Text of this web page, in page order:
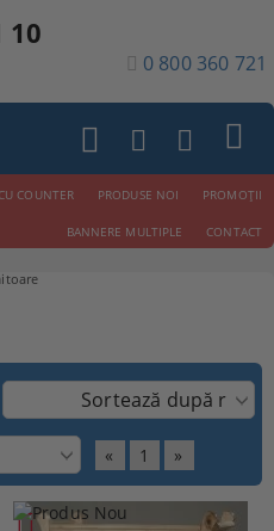
10
0 800 360 721
COUNTER PRODUSE NOI PROMOŢII
BANNERE MULTIPLE CONTACT
« 1 »